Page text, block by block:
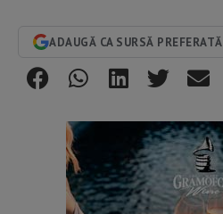
ADAUGĂ CA SURSĂ PREFERATĂ